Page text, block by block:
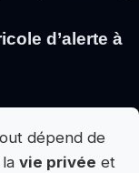
d’alerte à
dépend de
vie privée et